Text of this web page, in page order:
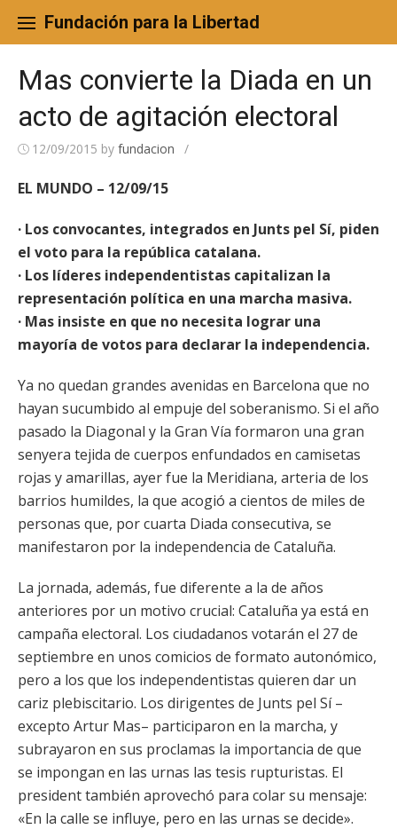
content
Fundación para la Libertad
Mas convierte la Diada en un
acto de agitación electoral
12/09/2015 by fundacion /
EL MUNDO – 12/09/15
· Los convocantes, integrados en Junts pel Sí, piden
el voto para la república catalana.
· Los líderes independentistas capitalizan la
representación política en una marcha masiva.
· Mas insiste en que no necesita lograr una
mayoría de votos para declarar la independencia.
Ya no quedan grandes avenidas en Barcelona que no
hayan sucumbido al empuje del soberanismo. Si el año
pasado la Diagonal y la Gran Vía formaron una gran
senyera tejida de cuerpos enfundados en camisetas
rojas y amarillas, ayer fue la Meridiana, arteria de los
barrios humildes, la que acogió a cientos de miles de
personas que, por cuarta Diada consecutiva, se
manifestaron por la independencia de Cataluña.
La jornada, además, fue diferente a la de años
anteriores por un motivo crucial: Cataluña ya está en
campaña electoral. Los ciudadanos votarán el 27 de
septiembre en unos comicios de formato autonómico,
pero a los que los independentistas quieren dar un
cariz plebiscitario. Los dirigentes de Junts pel Sí –
excepto Artur Mas– participaron en la marcha, y
subrayaron en sus proclamas la importancia de que
se impongan en las urnas las tesis rupturistas. El
president también aprovechó para colar su mensaje:
«En la calle se influye, pero en las urnas se decide».